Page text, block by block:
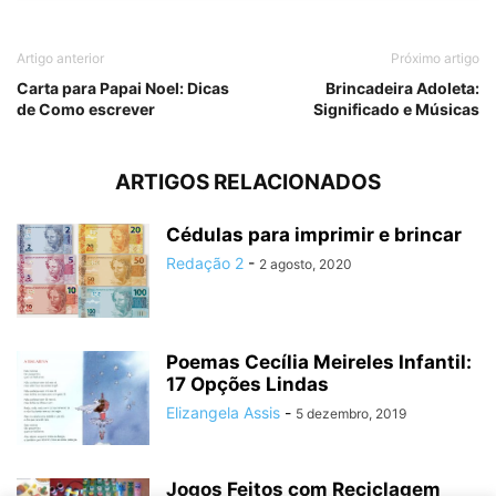
Artigo anterior
Carta para Papai Noel: Dicas
de Como escrever
Próximo artigo
Brincadeira Adoleta:
Significado e Músicas
ARTIGOS RELACIONADOS
Cédulas para imprimir e brincar
Redação 2 - 2 agosto, 2020
Poemas Cecília Meireles Infantil:
17 Opções Lindas
Elizangela Assis - 5 dezembro, 2019
Jogos Feitos com Reciclagem